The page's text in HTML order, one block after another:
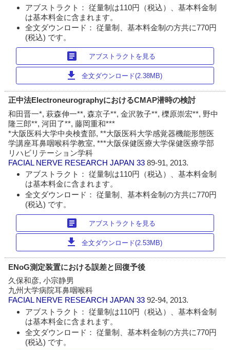
アブストラクト： 従量制は110円（税込）、基本料金制
は基本料金に含まれます。
全文ダウンロード： 従量制、基本料金制の方共に770円
(税込) です。
article アブストラクトを見る
download 全文ダウンロード(2.38MB)
正中法ElectroneurographyにおけるCMAP潜時の検討
和田晋一*, 萩森伸一**, 森京子**, 金沢敦子**, 櫟原崇宏**, 野中
隆三郎**, 河田了**, 藤岡重和***
*大阪医科大学中央検査部, **大阪医科大学感覚器機能形態医
学講座耳鼻咽喉科学教室, ***大阪保健医療大学保健医療学部
リハビリテーション学科
FACIAL NERVE RESEARCH JAPAN 3389-91, 2013.
アブストラクト： 従量制は110円（税込）、基本料金制
は基本料金に含まれます。
全文ダウンロード： 従量制、基本料金制の方共に770円
(税込) です。
article アブストラクトを見る
download 全文ダウンロード(2.53MB)
ENoG測定装置における誤差と回復予後
久保和彦, 小宗静男
九州大学病院耳鼻咽喉科
FACIAL NERVE RESEARCH JAPAN 3392-94, 2013.
アブストラクト： 従量制は110円（税込）、基本料金制
は基本料金に含まれます。
全文ダウンロード： 従量制、基本料金制の方共に770円
(税込) です。